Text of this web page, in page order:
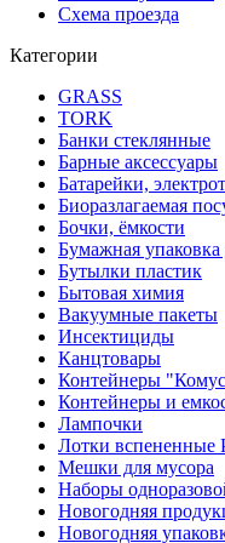
Схема проезда
Категории
GRASS
TORK
Банки стеклянные
Барные аксессуары
Батарейки,
Биоразлагаемая
Бочки, ёмкости
Бумажная
Бутылки пластик
Бытовая химия
Вакуумные пакеты
Инсектициды
Канцтовары
Контейнеры
Контейнеры и
Лампочки
Лотки вспененные
Мешки для мусора
Наборы
Новогодняя
Новогодняя